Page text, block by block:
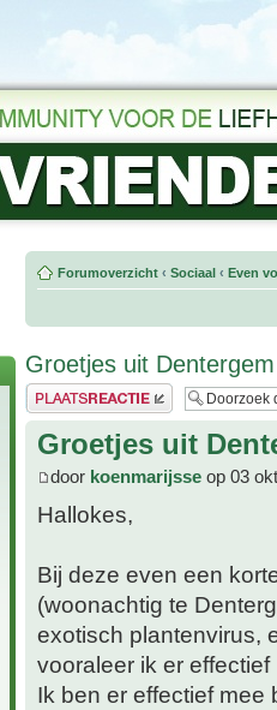
Forumoverzicht ‹ Sociaal ‹ Even
Groetjes uit Dentergem
Plaats een reactie
Groetjes uit
door koenmarijsse op 03
Hallokes,
Bij deze even een
(woonachtig te
exotisch plantenvirus,
vooraleer ik er
Ik ben er effectief